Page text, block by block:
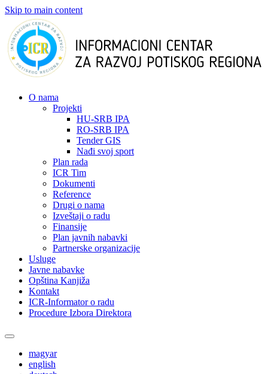
Skip to main content
О nama
Projekti
HU-SRB IPA
RO-SRB IPA
Tender GIS
Nađi svoj sport
Plan rada
ICR Tim
Dokumenti
Reference
Drugi o nama
Izveštaji o radu
Finansije
Plan javnih nabavki
Partnerske organizacije
Usluge
Javne nabavke
Opština Kanjiža
Kontakt
ICR-Informator o radu
Procedure Izbora Direktora
magyar
english